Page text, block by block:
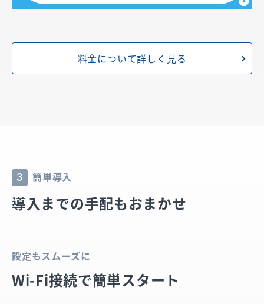
料金について詳しく見る
3 簡単導入
導入までの手配もおまかせ
設定もスムーズに
Wi-Fi接続で簡単スタート